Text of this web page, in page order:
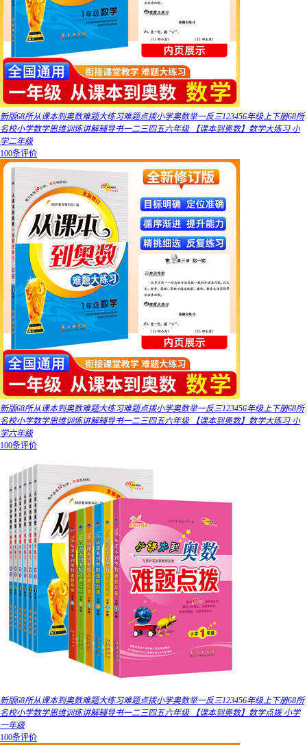
新版68所从课本到奥数难题大练习难题点拨小学奥数举一反三123456年级上下册68所
名校小学数学思维训练讲解辅导书一二三四五六年级 【课本到奥数】数学大练习 小
学二年级
100条评价
新版68所从课本到奥数难题大练习难题点拨小学奥数举一反三123456年级上下册68所
名校小学数学思维训练讲解辅导书一二三四五六年级 【课本到奥数】数学大练习 小
学六年级
100条评价
新版68所从课本到奥数难题大练习难题点拨小学奥数举一反三123456年级上下册68所
名校小学数学思维训练讲解辅导书一二三四五六年级 【课本到奥数】数学点拨 小学
一年级
100条评价